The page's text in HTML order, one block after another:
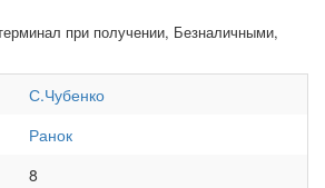
при получении, Безналичными,
С.Чубенко
Ранок
8